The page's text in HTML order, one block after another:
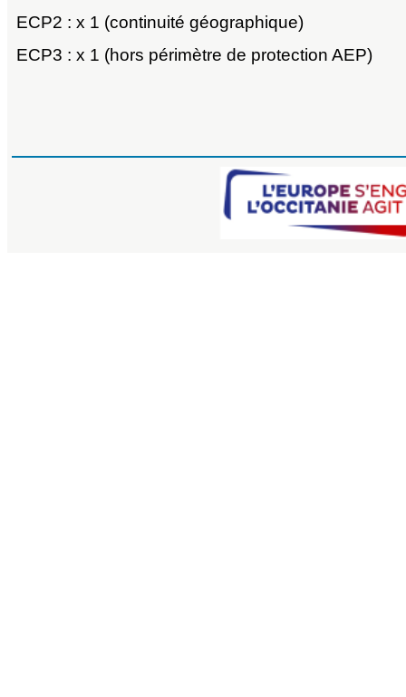
ECP2 : x 1 (continuité géographique)
ECP3 : x 1 (hors périmètre de protection AEP)